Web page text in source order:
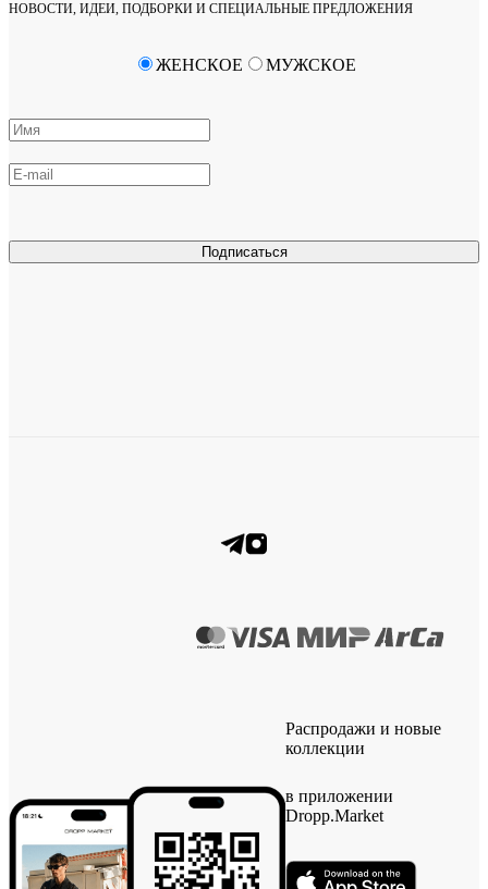
НОВОСТИ, ИДЕИ, ПОДБОРКИ И СПЕЦИАЛЬНЫЕ ПРЕДЛОЖЕНИЯ
Подписаться
ЖЕНСКОЕ МУЖСКОЕ
Распродажи и новые
коллекции
в приложении
Dropp.Market